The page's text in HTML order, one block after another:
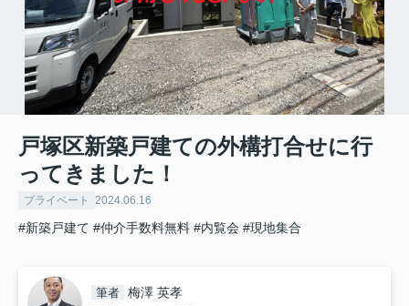
戸塚区新築戸建ての外構打合せに行
ってきました！
プライベート 2024.06.16
#新築戸建て #仲介手数料無料 #内覧会 #現地集合
筆者 梅澤 英孝